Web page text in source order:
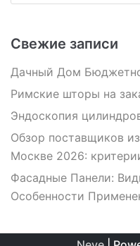
Свежие записи
Дачный Дом
Римские шторы на
Эндоскопия
Обзор поставщиков
Москве 2026:
Фасадные Панели:
Особенности